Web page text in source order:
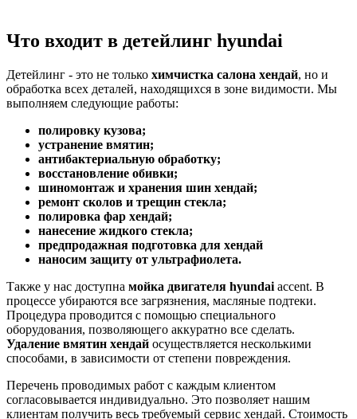
Что входит в детейлинг hyundai
Детейлинг - это не только химчистка салона хендай, но и
обработка всех деталей, находящихся в зоне видимости. Мы
выполняем следующие работы:
полировку кузова;
устранение вмятин;
антибактериальную обработку;
восстановление обивки;
шиномонтаж и хранения шин хендай;
ремонт сколов и трещин стекла;
полировка фар хендай;
нанесение жидкого стекла;
предпродажная подготовка для хендай
наносим защиту от ультрафиолета.
Также у нас доступна мойка двигателя hyundai accent. В
процессе убираются все загрязнения, масляные подтеки.
Процедура проводится с помощью специального
оборудования, позволяющего аккуратно все сделать.
Удаление вмятин хендай осуществляется несколькими
способами, в зависимости от степени повреждения.
Перечень проводимых работ с каждым клиентом
согласовывается индивидуально. Это позволяет нашим
клиентам получить весь требуемый сервис хендай. Стоимость